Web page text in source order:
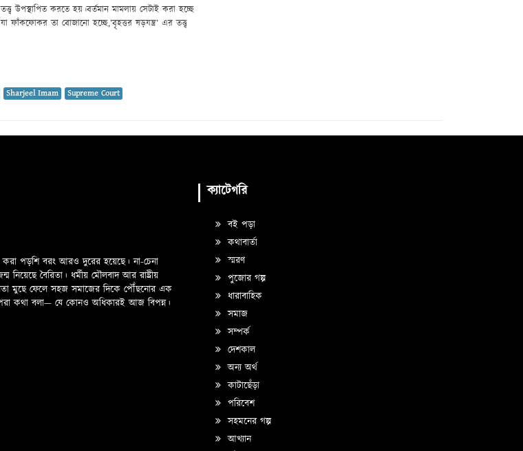
উপস্থাপিত করতে হয়।বর্তমান মামলায় সেটাই করা হচ্ছে
ফাঁকফোকর তা বোজানো হচ্ছে,’বৃহত্তর ষড়যন্ত্র’ এর তত্ত্ব
Sharjeel Imam Supreme Court
পড়শি বরং আরও দুরের হয়েছে। না-চেনা
বৈরিতা। ধর্মীয় মৌলবাদ আর রাষ্ট্রীয়
মুছে ফেলে সহজ সমাজের দিকে পৌঁছনোর এক
পরা কথা বলা—­­ যে কোনও অধিকারই আজ বিপন্ন।
ক্যাটেগরি
বই পড়া
কথাবার্তা
স্মরণ
পুজোর গল্প
ধারাবাহিক
সমাজ
সম্পর্ক
দেশকাল
অন্য অর্থ
কাটাছেঁড়া
পরিবেশ
সহমনের গল্প
আখ্যান